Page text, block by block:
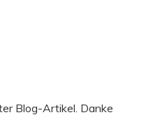
Blog-Artikel. Danke